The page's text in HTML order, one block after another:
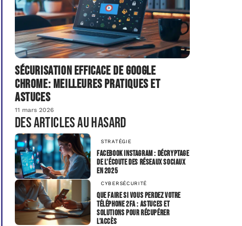
Sécurisation efficace de Google
Chrome: meilleures pratiques et
astuces
11 mars 2026
Des articles au hasard
STRATÉGIE
Facebook Instagram : décryptage
de l’écoute des réseaux sociaux
en 2025
CYBERSÉCURITÉ
Que faire si vous perdez votre
téléphone 2FA : astuces et
solutions pour récupérer
l’accès